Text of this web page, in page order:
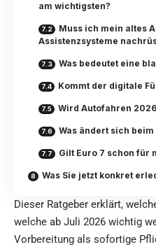
am wichtigsten?
Muss ich mein altes
Assistenzsysteme
Was bedeutet eine
Kommt der digitale
Wird Autofahren
Was ändert sich
Gilt Euro 7 schon für
Was Sie jetzt konkret
Dieser Ratgeber erklärt,
welche ab Juli 2026 wichtig
Vorbereitung als sofortige